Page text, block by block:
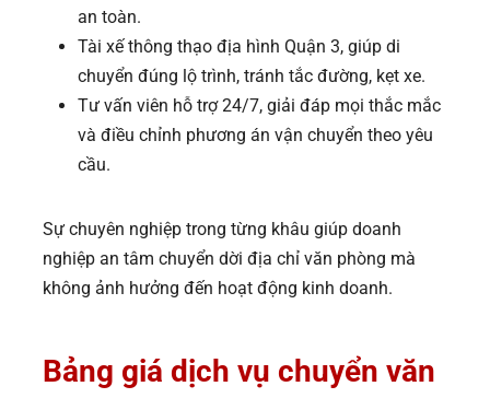
an toàn.
Tài xế thông thạo địa hình Quận 3, giúp di
chuyển đúng lộ trình, tránh tắc đường, kẹt xe.
Tư vấn viên hỗ trợ 24/7, giải đáp mọi thắc mắc
và điều chỉnh phương án vận chuyển theo yêu
cầu.
Sự chuyên nghiệp trong từng khâu giúp doanh
nghiệp an tâm chuyển dời địa chỉ văn phòng mà
không ảnh hưởng đến hoạt động kinh doanh.
Bảng giá dịch vụ chuyển văn